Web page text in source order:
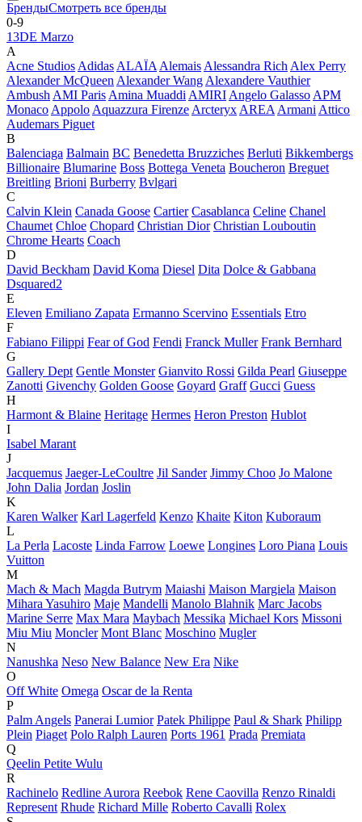
БрендыСмотреть все бренды
0-9
13DE Marzo
A
Acne StudiosAdidasALAÏAAlemaisAlessandra RichAlex Perry
Alexander McQueenAlexander WangAlexandere Vauthier
AmbushAMI ParisAmina MuaddiAMIRIAngelo GalassoAPM
MonacoAppoloAquazzura FirenzeArcteryxAREAArmaniAttico
Audemars Piguet
B
Balenciaga Balmain BC Benedetta Bruzziches Berluti Bikkembergs
Billionaire Blumarine Boss Bottega Veneta Boucheron Breguet
Breitling Brioni Burberry Bvlgari
C
Calvin Klein Canada Goose Cartier Casablanca Celine Chanel
Chaumet Chloe Chopard Christian Dior Christian Louboutin
Chrome Hearts Coach
D
David Beckham David Koma Diesel Dita Dolce & Gabbana
Dsquared2
E
Eleven Emiliano Zapata Ermanno Scervino Essentials Etro
F
Fabiano Filippi Fear of God Fendi Franck Muller Frank Bernhard
G
Gallery Dept Gentle Monster Gianvito Rossi Gilda Pearl Giuseppe
Zanotti Givenchy Golden Goose Goyard Graff Gucci Guess
H
Harmont & Blaine Heritage Hermes Heron Preston Hublot
I
Isabel Marant
J
Jacquemus Jaeger-LeCoultre Jil Sander Jimmy Choo Jo Malone
John Dalia Jordan Joslin
K
Karen Walker Karl Lagerfeld Kenzo Khaite Kiton Kuboraum
L
La Perla Lacoste Linda Farrow Loewe Longines Loro Piana Louis
Vuitton
M
Mach & Mach Magda Butrym Maiashi Maison Margiela Maison
Mihara Yasuhiro Maje Mandelli Manolo Blahnik Marc Jacobs
Marine Serre Max Mara Maybach Messika Michael Kors Missoni
Miu Miu Moncler Mont Blanc Moschino Mugler
N
Nanushka Neso New Balance New Era Nike
O
Off White Omega Oscar de la Renta
P
Palm Angels Panerai Lumior Patek Philippe Paul & Shark Philipp
Plein Piaget Polo Ralph Lauren Ports 1961 Prada Premiata
Q
Qeelin Petite Wulu
R
Rachinelo Redline Aurora Reebok Rene Caovilla Renzo Rinaldi
Represent Rhude Richard Mille Roberto Cavalli Rolex